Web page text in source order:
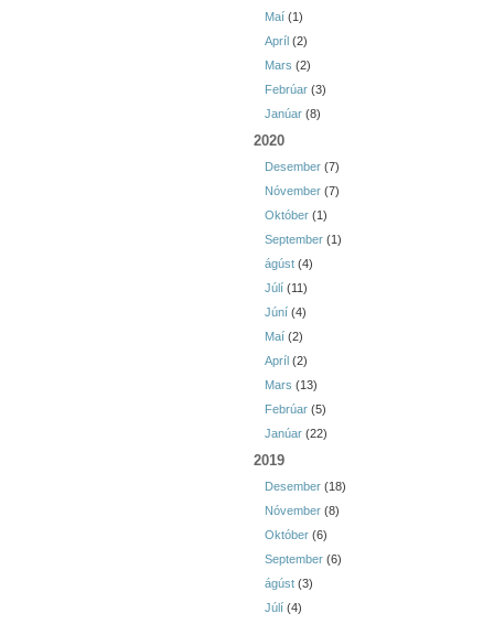
Maí (1)
Apríl (2)
Mars (2)
Febrúar (3)
Janúar (8)
2020
Desember (7)
Nóvember (7)
Október (1)
September (1)
ágúst (4)
Júlí (11)
Júní (4)
Maí (2)
Apríl (2)
Mars (13)
Febrúar (5)
Janúar (22)
2019
Desember (18)
Nóvember (8)
Október (6)
September (6)
ágúst (3)
Júlí (4)